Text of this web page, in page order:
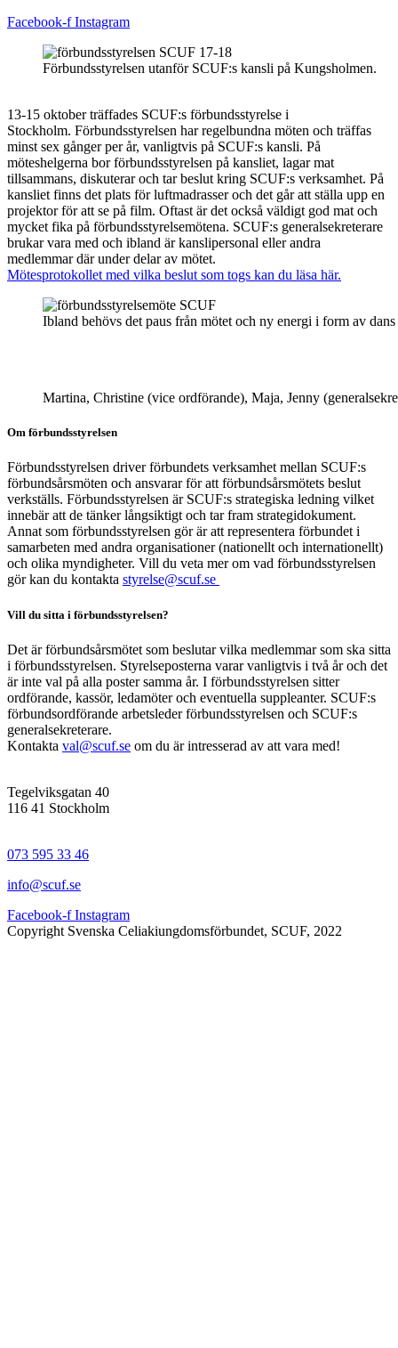
Facebook-f Instagram
Förbundsstyrelsen utanför SCUF:s kansli på Kungsholmen.
13-15 oktober träffades SCUF:s förbundsstyrelse i
Stockholm. Förbundsstyrelsen har regelbundna möten och träffas
minst sex gånger per år, vanligtvis på SCUF:s kansli. På
möteshelgerna bor förbundsstyrelsen på kansliet, lagar mat
tillsammans, diskuterar och tar beslut kring SCUF:s verksamhet. På
kansliet finns det plats för luftmadrasser och det går att ställa upp en
projektor för att se på film. Oftast är det också väldigt god mat och
mycket fika på förbundsstyrelsemötena. SCUF:s generalsekreterare
brukar vara med och ibland är kanslipersonal eller andra
medlemmar där under delar av mötet.
Mötesprotokollet med vilka beslut som togs kan du läsa här.
Ibland behövs det paus från mötet och ny energi i form av
Martina, Christine (vice ordförande), Maja, Jenny
Om förbundsstyrelsen
Förbundsstyrelsen driver förbundets verksamhet mellan SCUF:s
förbundsårsmöten och ansvarar för att förbundsårsmötets beslut
verkställs. Förbundsstyrelsen är SCUF:s strategiska ledning vilket
innebär att de tänker långsiktigt och tar fram strategidokument.
Annat som förbundsstyrelsen gör är att representera förbundet i
samarbeten med andra organisationer (nationellt och internationellt)
och olika myndigheter. Vill du veta mer om vad förbundsstyrelsen
gör kan du kontakta styrelse@scuf.se
Vill du sitta i förbundsstyrelsen?
Det är förbundsårsmötet som beslutar vilka medlemmar som ska sitta
i förbundsstyrelsen. Styrelseposterna varar vanligtvis i två år och det
är inte val på alla poster samma år. I förbundsstyrelsen sitter
ordförande, kassör, ledamöter och eventuella suppleanter. SCUF:s
förbundsordförande arbetsleder förbundsstyrelsen och SCUF:s
generalsekreterare.
Kontakta val@scuf.se om du är intresserad av att vara med!
Tegelviksgatan 40
116 41 Stockholm
073 595 33 46
info@scuf.se
Facebook-f Instagram
Copyright Svenska Celiakiungdomsförbundet, SCUF, 2022